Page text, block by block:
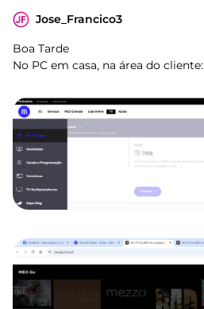
Jose_Francico3
Boa Tarde
No PC em casa, na área do cliente: